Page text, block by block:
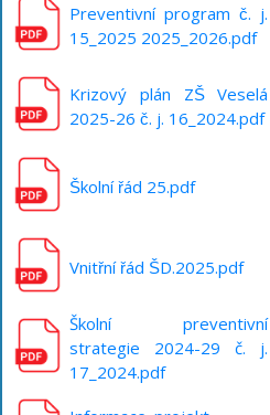
Preventivní program č. j.
15_2025 2025_2026.pdf
Krizový plán ZŠ Veselá
2025-26 č. j. 16_2024.pdf
Školní řád 25.pdf
Vnitřní řád ŠD.2025.pdf
Školní preventivní
strategie 2024-29 č. j.
17_2024.pdf